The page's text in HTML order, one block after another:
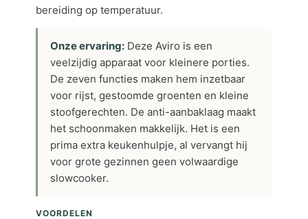
bereiding op temperatuur.
Onze ervaring: Deze Aviro is een
veelzijdig apparaat voor kleinere porties.
De zeven functies maken hem inzetbaar
voor rijst, gestoomde groenten en kleine
stoofgerechten. De anti-aanbaklaag maakt
het schoonmaken makkelijk. Het is een
prima extra keukenhulpje, al vervangt hij
voor grote gezinnen geen volwaardige
slowcooker.
VOORDELEN